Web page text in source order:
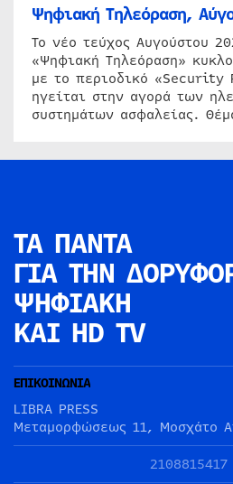
Ψηφιακή Τηλεόραση,
Το νέο τεύχος Αυγούστου
«Ψηφιακή Τηλεόραση»
με το περιοδικό «Security
ηγείται στην αγορά των
συστημάτων ασφαλείας.
ΤΑ ΠΑΝΤΑ
ΓΙΑ ΤΗΝ
ΨΗΦΙΑΚΗ
ΚΑΙ HD TV
ΕΠΙΚΟΙΝΩΝΙΑ
LIBRA PRESS
Μεταμορφώσεως 11, Μοσχάτο
2108815417